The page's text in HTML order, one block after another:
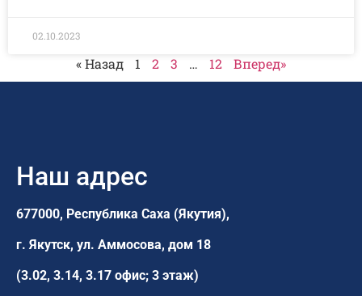
02.10.2023
« Назад 1 2 3 … 12 Вперед»
Наш адрес
677000, Республика Саха (Якутия),
г. Якутск, ул. Аммосова, дом 18
(3.02, 3.14, 3.17 офис; 3 этаж)